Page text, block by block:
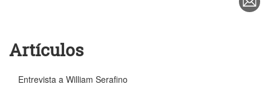
Artículos
Entrevista a William Serafino